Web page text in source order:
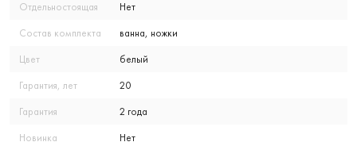
Отдельностоящая Нет
Состав комплекта ванна, ножки
Цвет белый
Гарантия, лет 20
Гарантия 2 года
Новинка Нет